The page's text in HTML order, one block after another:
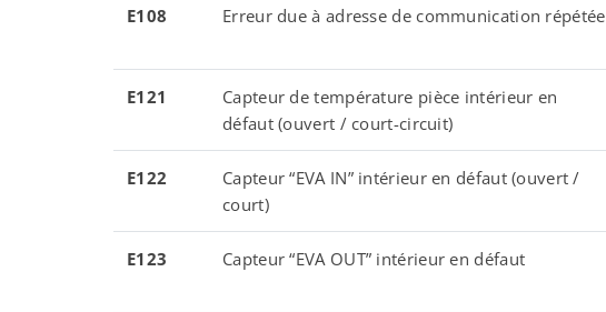
E108 Erreur due à adresse de communication répétée
E121
Capteur de température pièce intérieur en
défaut (ouvert / court-circuit)
E122
Capteur “EVA IN” intérieur en défaut (ouvert /
court)
E123 Capteur “EVA OUT” intérieur en défaut